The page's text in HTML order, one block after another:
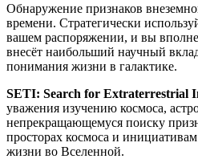
Обнаружение признаков
времени. Стратегически
вашем распоряжении, и вы
внесёт наибольший научный
понимания жизни в галактике.
SETI: Search for Extraterrestrial
уважения изучению космоса,
непрекращающемуся поиску
просторах космоса и
жизни во Вселенной.